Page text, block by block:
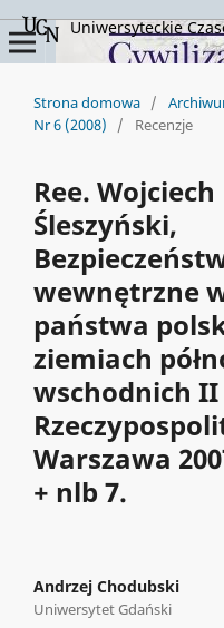
Uniwersyteckie
Strona domowa /
Nr 6 (2008)
/ Recenzje
Ree. Wojciech
Śleszyński,
wewnętrzne
państwa
ziemiach
wschodnich II
Warszawa
+ nlb 7.
Andrzej Chodubski
Uniwersytet Gdański